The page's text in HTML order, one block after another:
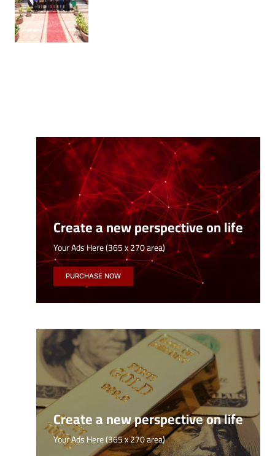
Create a new perspective on life
Your Ads Here (365 x 270 area)
PURCHASE NOW
Create a new perspective on life
Your Ads Here (365 x 270 area)